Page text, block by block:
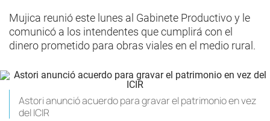
Mujica reunió este lunes al Gabinete Productivo y le
comunicó a los intendentes que cumplirá con el
dinero prometido para obras viales en el medio rural.
Astori anunció acuerdo para gravar el patrimonio en vez
del ICIR